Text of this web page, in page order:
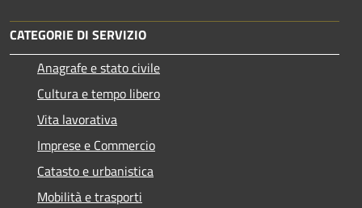
CATEGORIE DI SERVIZIO
Anagrafe e stato civile
Cultura e tempo libero
Vita lavorativa
Imprese e Commercio
Catasto e urbanistica
Mobilità e trasporti